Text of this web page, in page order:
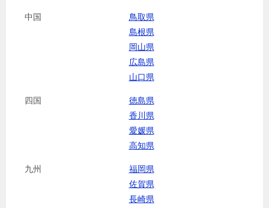
中国
鳥取県
島根県
岡山県
広島県
山口県
四国
徳島県
香川県
愛媛県
高知県
九州
福岡県
佐賀県
長崎県